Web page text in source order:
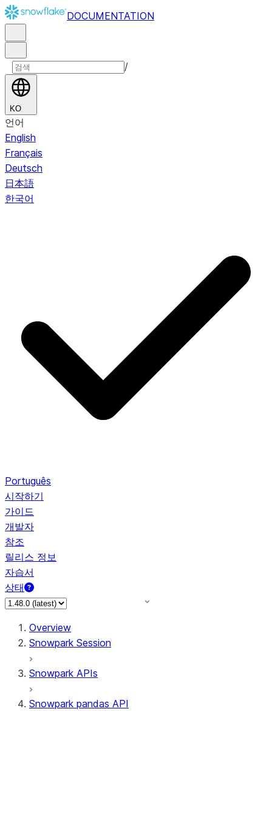
DOCUMENTATION
/
KO
언어
English
Français
Deutsch
日本語
한국어
Português
시작하기
가이드
개발자
참조
릴리스 정보
자습서
상태
Overview
Snowpark Session
Snowpark APIs
Snowpark pandas API